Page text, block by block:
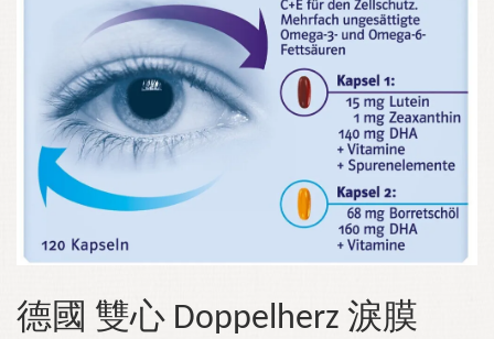
德國 雙心 Doppelherz 淚膜